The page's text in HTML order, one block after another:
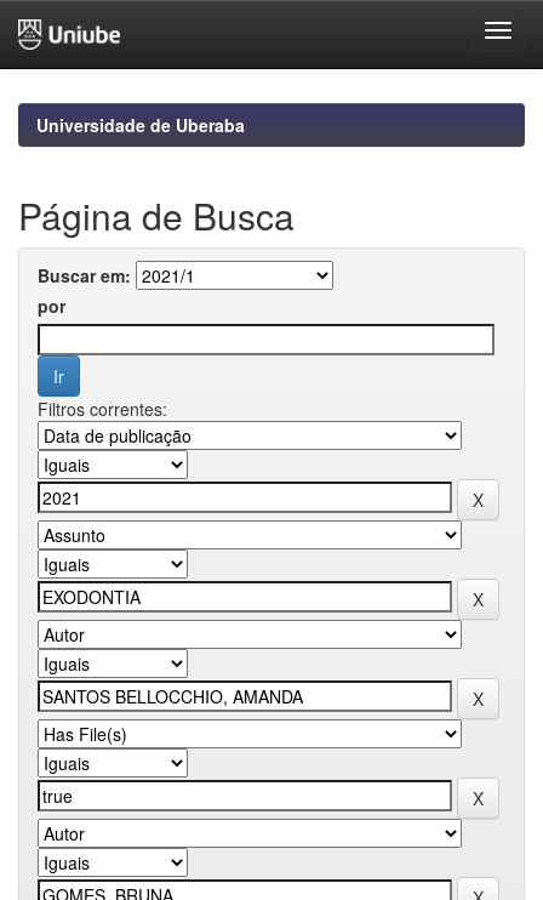
navigationUniversidade de Uberaba
Página de Busca
Buscar em:
por
Filtros correntes: